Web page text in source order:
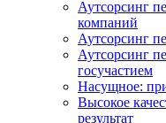
Аутсорсинг
компаний
Аутсорсинг
Аутсорсинг
госучастием
Насущное:
Высокое
результат